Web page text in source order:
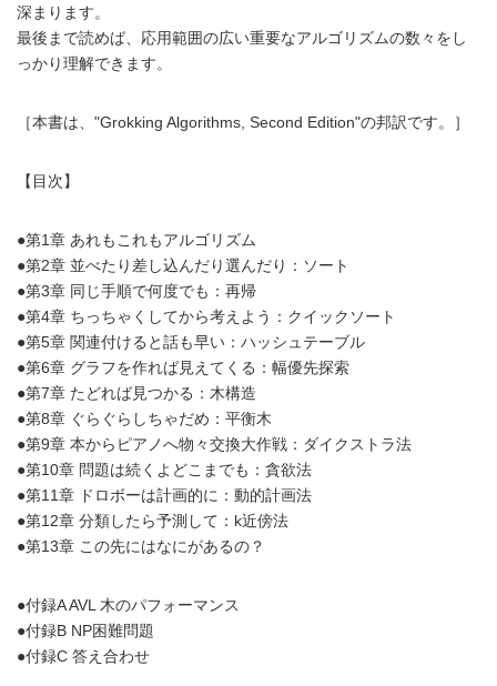
深まります。
最後まで読めば、応用範囲の広い重要なアルゴリズムの数々をし
っかり理解できます。
［本書は、"Grokking Algorithms, Second Edition"の邦訳です。］
【目次】
●第1章 あれもこれもアルゴリズム
●第2章 並べたり差し込んだり選んだり：ソート
●第3章 同じ手順で何度でも：再帰
●第4章 ちっちゃくしてから考えよう：クイックソート
●第5章 関連付けると話も早い：ハッシュテーブル
●第6章 グラフを作れば見えてくる：幅優先探索
●第7章 たどれば見つかる：木構造
●第8章 ぐらぐらしちゃだめ：平衡木
●第9章 本からピアノへ物々交換大作戦：ダイクストラ法
●第10章 問題は続くよどこまでも：貪欲法
●第11章 ドロボーは計画的に：動的計画法
●第12章 分類したら予測して：k近傍法
●第13章 この先にはなにがあるの？
●付録A AVL 木のパフォーマンス
●付録B NP困難問題
●付録C 答え合わせ